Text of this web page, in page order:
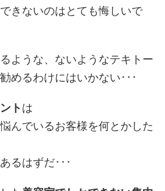
きないのはとても悔しいで
ような、ないようなテキトー
めるわけにはいかない･･･
トは
んでいるお客様を何とかした
るはずだ･･･